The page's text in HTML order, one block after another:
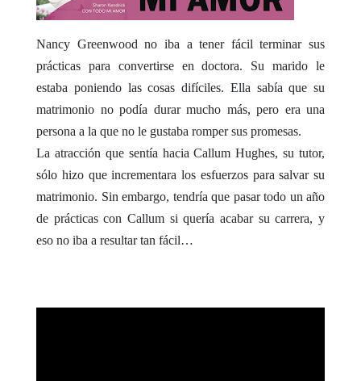
Nancy Greenwood no iba a tener fácil terminar sus
prácticas para convertirse en doctora. Su marido le
estaba poniendo las cosas difíciles. Ella sabía que su
matrimonio no podía durar mucho más, pero era una
persona a la que no le gustaba romper sus promesas.
La atracción que sentía hacia Callum Hughes, su tutor,
sólo hizo que incrementara los esfuerzos para salvar su
matrimonio. Sin embargo, tendría que pasar todo un año
de prácticas con Callum si quería acabar su carrera, y
eso no iba a resultar tan fácil…